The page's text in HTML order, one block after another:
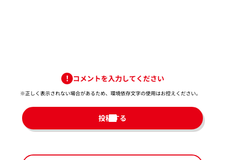
コメントを入力してください
※正しく表示されない場合があるため、環境依存文字の使用はお控えください。​
投稿する